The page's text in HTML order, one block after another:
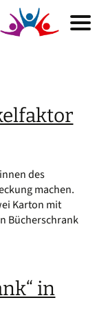
des
machen.
Karton mit
Bücherschrank
in